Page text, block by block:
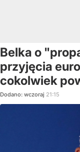
Belka o
przyjęcia
cokolwiek
Dodano: wczoraj 21:15